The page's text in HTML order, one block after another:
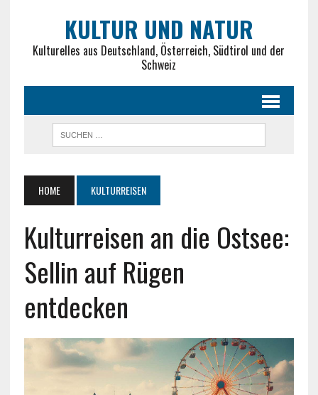
KULTUR UND NATUR
Kulturelles aus Deutschland, Österreich, Südtirol und der
Schweiz
HOME KULTURREISEN
Kulturreisen an die Ostsee:
Sellin auf Rügen
entdecken